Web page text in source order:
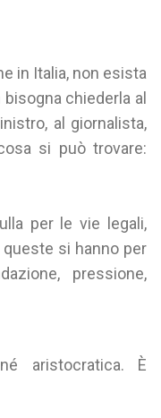
in Italia, non esista
chiederla al
al giornalista,
si può trovare:
per le vie legali,
si hanno per
pressione,
aristocratica. È